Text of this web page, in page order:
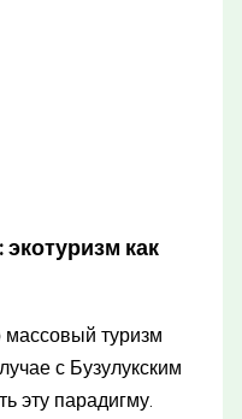
как
массовый туризм
с Бузулукским
эту парадигму.